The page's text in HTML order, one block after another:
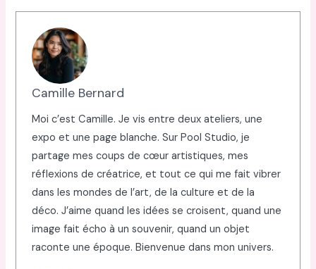
Camille Bernard
Moi c’est Camille. Je vis entre deux ateliers, une
expo et une page blanche. Sur Pool Studio, je
partage mes coups de cœur artistiques, mes
réflexions de créatrice, et tout ce qui me fait vibrer
dans les mondes de l’art, de la culture et de la
déco. J’aime quand les idées se croisent, quand une
image fait écho à un souvenir, quand un objet
raconte une époque. Bienvenue dans mon univers.